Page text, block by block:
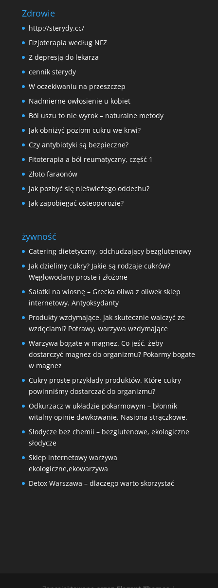
Zdrowie
http://sterydy.cc/
Fizjoterapia według NFZ
Z depresją do lekarza
cennik sterydy
W oczekiwaniu na przeszczep
Nadmierne owłosienie u kobiet
Ból uszu to nie wyrok – naturalne metody
Jak obniżyć poziom cukru we krwi?
Czy antybiotyki są bezpieczne?
Fitoterapia a ból reumatyczny, część 1
Złoto faraonów
Jak pozbyć się nieświeżego oddechu?
Jak zapobiegać osteoporozie?
żywność
Catering dietetyczny, odchudzający bezglutenowy
Jak dzielimy cukry? Jakie są rodzaje cukrów?
Węglowodany proste i złożone
Sałatki na wiosnę – Grecka oliwa z oliwek sklep
internetowy. Antyoksydanty
Produkty wzdymające. Jak skutecznie walczyć ze
wzdęciami? Potrawy, warzywa wzdymające
Warzywa bogate w magnez. Co jeść, żeby
dostarczyć magnez do organizmu? Pokarmy bogate
w magnez
Cukry proste przykłady produktów. Które cukry
powinniśmy dostarczać do organizmu?
Odkurzacz w układzie pokarmowym – błonnik
witalny opinie dawkowanie. Nasiona strączkowe.
Słodycze bez chemii – bezglutenowe, ekologiczne
słodycze
Sklep internetowy warzywa
ekologiczne,ekowarzywa
Detox Warszawa – dlaczego warto skorzystać